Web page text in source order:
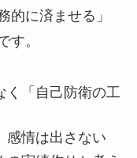
的に済ませる」
す。
く「自己防衛の工
感情は出さない